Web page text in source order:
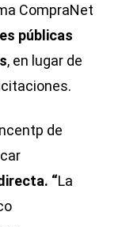
CompraNet
públicas
, en lugar de
de
“La